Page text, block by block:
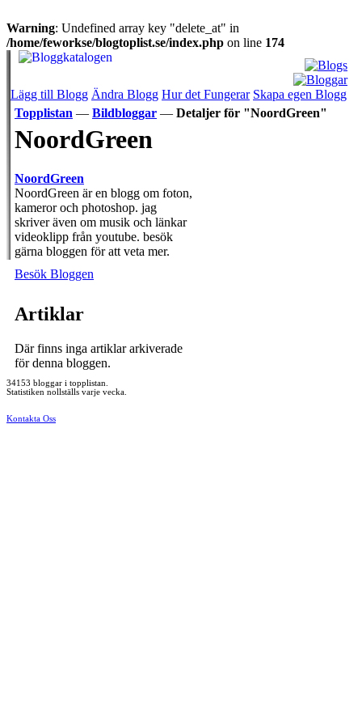
Warning: Undefined array key "delete_at" in
/home/feworkse/blogtoplist.se/index.php on line 174
Lägg till Blogg Ändra Blogg Hur det Fungerar Skapa egen Blogg
Topplistan — Bildbloggar — Detaljer för "NoordGreen"
NoordGreen
NoordGreen
NoordGreen är en blogg om foton,
kameror och photoshop. jag
skriver även om musik och länkar
videoklipp från youtube. besök
gärna bloggen för att veta mer.
Besök Bloggen
Artiklar
Där finns inga artiklar arkiverade
för denna bloggen.
34153 bloggar i topplistan.
Statistiken nollställs varje vecka.
Kontakta Oss